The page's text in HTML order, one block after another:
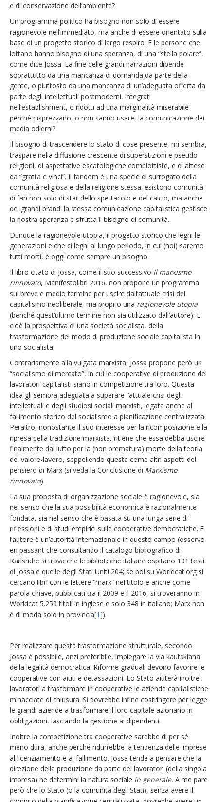
e di conservazione dell’ambiente?
Un programma politico ha bisogno non solo di essere
ragionevole nell’immediato, ma anche di essere orientato sulla
base di un progetto storico di largo respiro. E le persone che
lottano hanno bisogno di una speranza, di una “stella polare”,
come dice Jossa. La fine delle grandi narrazioni dipende
soprattutto da una mancanza di domanda da parte della
gente, o piuttosto da una mancanza di un’adeguata offerta da
parte degli intellettuali postmoderni, integrati
nell’establishment, o ridotti ad una marginalità miserabile
perché disprezzano, o non sanno usare, la comunicazione dei
media odierni?
Il bisogno di trascendere lo stato di cose presente, mi sembra,
traspare nella diffusione crescente di superstizioni e pseudo
religioni, di aspettative escatologiche complottiste, e di attese
da “gratta e vinci”. Il fandom è una specie di surrogato della
comunità religiosa e della religione stessa: esistono comunità
di fan non solo di star dello spettacolo e del calcio, ma anche
dei grandi brand: la stessa comunicazione capitalistica gestisce
la nostra speranza e sfrutta il bisogno di comunità.
Dunque la ragionevole utopia, il progetto storico che leghi le
generazioni e che ci leghi al lungo periodo, in cui (noi) saremo
tutti morti, è oggi come sempre un bisogno.
Il libro citato di Jossa, come il suo successivo Il marxismo
rinnovato, Manifestolibri 2016, non propone un programma
sul breve e medio termine per uscire dall’attuale crisi del
capitalismo neoliberale, ma proprio una ragionevole utopia
(benché quest’ultimo termine non sia utilizzato dall’autore). E
cioè la prospettiva di una società socialista, della
trasformazione del modo di produzione sociale capitalista in
uno socialista.
Contrariamente alla vulgata marxista, Jossa propone però un
“socialismo di mercato”, in cui le cooperative di produzione dei
lavoratori-capitalisti siano in competizione tra loro. Questa
idea gli sembra adeguata a superare l’attuale crisi degli
intellettuali e degli studiosi sociali marxisti, legata anche al
fallimento storico del socialismo a pianificazione centralizzata.
Peraltro, nonostante il suo interesse per la ricomposizione e la
ripresa della tradizione marxista, ritiene che essa debba uscire
finalmente dal lutto per la (non prematura) morte della teoria
del valore-lavoro, seppellendo questa come altri aspetti del
pensiero di Marx (si veda la Conclusione di Marxismo
rinnovato).
La sua proposta di organizzazione sociale è ragionevole, sia
nel senso che la sua possibilità economica è razionalmente
fondata, sia nel senso che è basata su una lunga serie di
riflessioni e di studi empirici sulle cooperative democratiche. E
l’autore è un’autorità internazionale in questo campo (osservo
en passant che consultando il catalogo bibliografico di
Karlsruhe si trova che le biblioteche italiane ospitano 101 testi
di Jossa e quelle degli Stati Uniti 204; se poi su Worldcat.org si
cercano libri con le lettere “marx” nel titolo e anche come
parola chiave, pubblicati tra il 2009 e il 2016, si troveranno in
Worldcat 5.250 titoli in inglese e solo 348 in italiano; Marx non
è di moda solo in provincia[1]).
Per realizzare questa trasformazione strutturale, secondo
Jossa è possibile, anzi preferibile, impiegare la via kautskiana
della legalità democratica. Riforme graduali devono favorire le
cooperative con aiuti e detassazioni. Lo Stato aiuterà inoltre i
lavoratori a trasformare in cooperative le aziende capitalistiche
minacciate di chiusura. Si dovrebbe infine costringere per legge
le grandi aziende a trasformare il loro capitale azionario in
obbligazioni, lasciando la gestione ai dipendenti.
Inoltre la competizione tra cooperative sarebbe di per sé
meno dura, anche perché ridurrebbe la tendenza delle imprese
al licenziamento e al fallimento. Jossa tende a pensare che la
direzione della produzione da parte dei lavoratori (della singola
impresa) ne determini la natura sociale in generale. A me pare
però che lo Stato (o la comunità degli Stati), senza avere il